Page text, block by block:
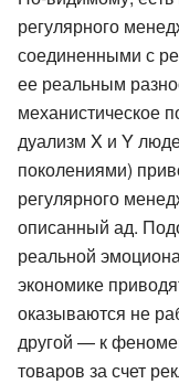
регулярного
соединенными с
ее реальным
механистическое
дуализм X и Y
поколениями)
регулярного
описанный ад.
реальной
экономике
оказываются не
другой — к
товаров за счет